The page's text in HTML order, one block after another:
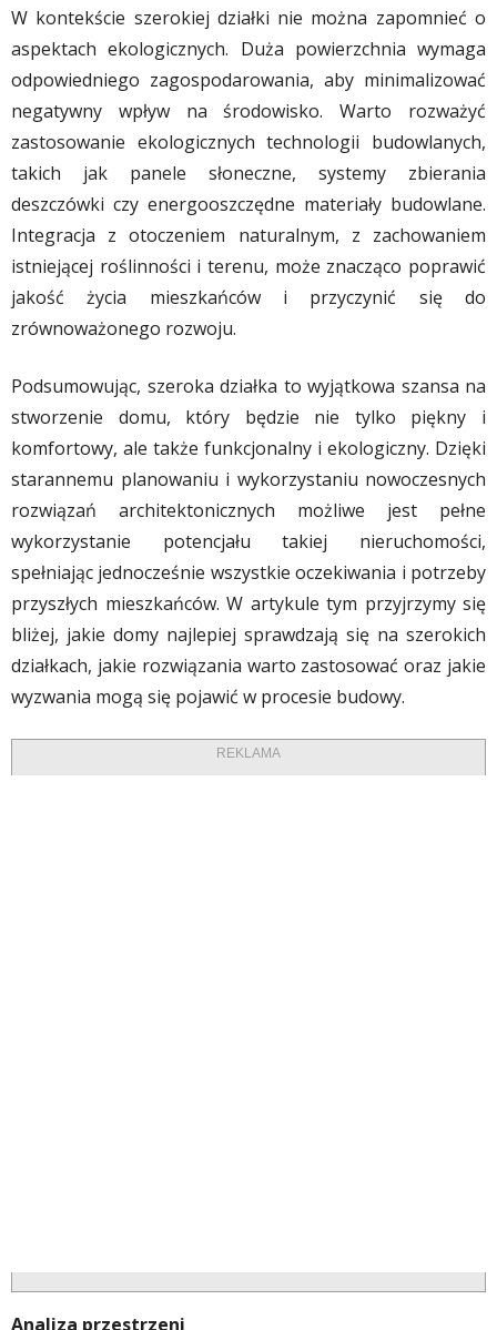
W kontekście szerokiej działki nie można zapomnieć o
aspektach ekologicznych. Duża powierzchnia wymaga
odpowiedniego zagospodarowania, aby minimalizować
negatywny wpływ na środowisko. Warto rozważyć
zastosowanie ekologicznych technologii budowlanych,
takich jak panele słoneczne, systemy zbierania
deszczówki czy energooszczędne materiały budowlane.
Integracja z otoczeniem naturalnym, z zachowaniem
istniejącej roślinności i terenu, może znacząco poprawić
jakość życia mieszkańców i przyczynić się do
zrównoważonego rozwoju.
Podsumowując, szeroka działka to wyjątkowa szansa na
stworzenie domu, który będzie nie tylko piękny i
komfortowy, ale także funkcjonalny i ekologiczny. Dzięki
starannemu planowaniu i wykorzystaniu nowoczesnych
rozwiązań architektonicznych możliwe jest pełne
wykorzystanie potencjału takiej nieruchomości,
spełniając jednocześnie wszystkie oczekiwania i potrzeby
przyszłych mieszkańców. W artykule tym przyjrzymy się
bliżej, jakie domy najlepiej sprawdzają się na szerokich
działkach, jakie rozwiązania warto zastosować oraz jakie
wyzwania mogą się pojawić w procesie budowy.
REKLAMA
Analiza przestrzeni